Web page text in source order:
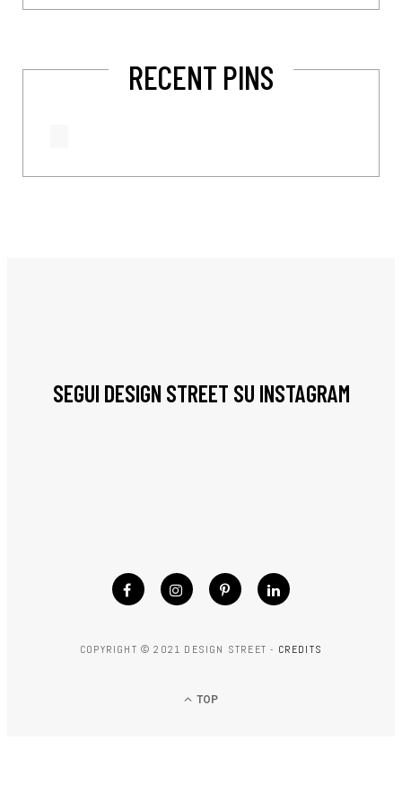
RECENT PINS
SEGUI DESIGN STREET SU INSTAGRAM
COPYRIGHT © 2021 DESIGN STREET - CREDITS
TOP